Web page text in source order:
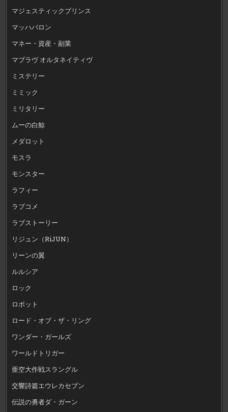
マジェスティックプリンス
マッハバロン
マネー・資産・副業
マブラヴ オルタネイティヴ
ミステリー
ミミック
ミリタリー
ムーの白鯨
メダロット
モスラ
モンスター
ラフィー
ラブコメ
ラブストーリー
リジュン（RiJUN）
リーンの翼
ルルシア
ロック
ロボット
ロード・オブ・ザ・リング
ワンダー・ガールズ
ワールドトリガー
亜空大作戦スラングル
交響詩篇エウレカセブン
伝説の勇者ダ・ガーン